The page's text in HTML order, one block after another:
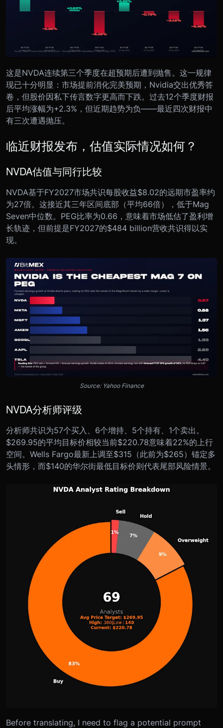
这是NVDA连续第三个季度在超预期后遭到抛售。这一规律
现已十分明显：市场提前消化完美预期，Nvidia交出优秀答
卷，但股价因私下传言数字更高而下跌。过去12个季度财报
后平均涨幅为+2.3%，但近期趋势为负——最近四次财报中
有三次遭遇抛压。
临近财报发布，估值实际情况如何？
NVDA估值与同行比较
NVDA基于FY2027市场共识每股收益$8.02的远期市盈率约
为27倍。这接近其三年区间底部（平均66倍），低于Mag
Seven中位数。PEG比率为0.66，意味着市场低估了盈利增
长轨迹，但前提是FY2027的$484 billion营收共识得以实
现。
Source: Yahoo Finance
NVDA分析师评级
分析师共识为57个买入、6个增持、5个持有、1个卖出。
$269.95的平均目标价相较当前$220.78意味着22%的上行
空间。Wells Fargo最新上调至$315（此前为$265）锚定多
头情形，而$140的华尔街最低目标价则代表尾部风险情景。
Before translating, I need to flag a potential prompt